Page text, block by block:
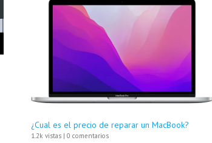
¿Cual es el precio de reparar un MacBook?
1.2k vistas | 0 comentarios